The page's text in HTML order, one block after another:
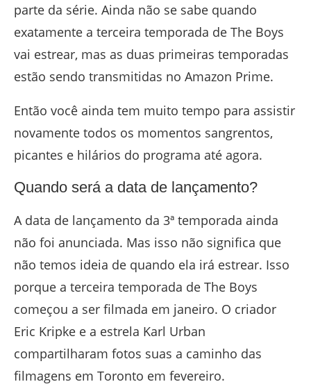
parte da série. Ainda não se sabe quando
exatamente a terceira temporada de The Boys
vai estrear, mas as duas primeiras temporadas
estão sendo transmitidas no Amazon Prime.
Então você ainda tem muito tempo para assistir
novamente todos os momentos sangrentos,
picantes e hilários do programa até agora.
Quando será a data de lançamento?
A data de lançamento da 3ª temporada ainda
não foi anunciada. Mas isso não significa que
não temos ideia de quando ela irá estrear. Isso
porque a terceira temporada de The Boys
começou a ser filmada em janeiro. O criador
Eric Kripke e a estrela Karl Urban
compartilharam fotos suas a caminho das
filmagens em Toronto em fevereiro.